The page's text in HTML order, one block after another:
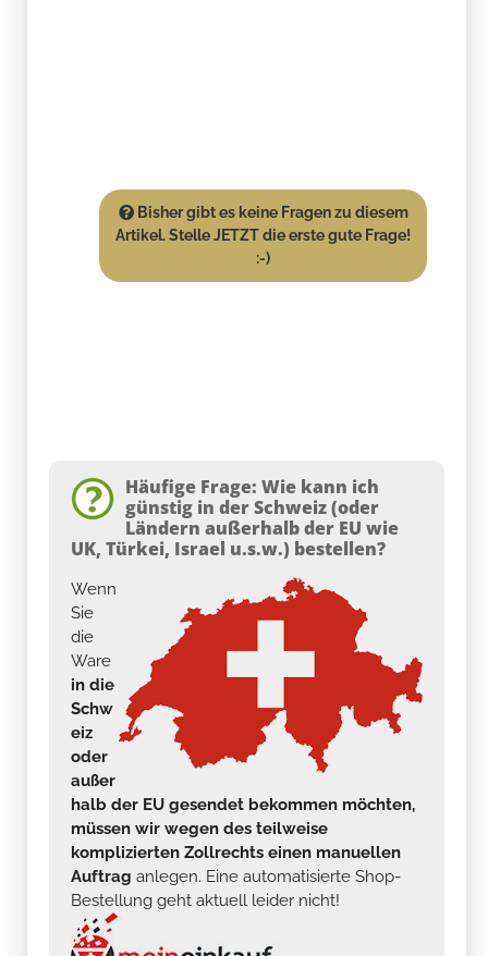
Bisher gibt es keine Fragen zu diesem
Artikel. Stelle JETZT die erste gute Frage!
:-)
Häufige Frage: Wie kann ich
günstig in der Schweiz (oder
Ländern außerhalb der EU wie
UK, Türkei, Israel u.s.w.) bestellen?
Wenn
Sie
die
Ware
in die
Schw
eiz
oder
außer
halb der EU gesendet bekommen möchten,
müssen wir wegen des teilweise
komplizierten Zollrechts einen manuellen
Auftrag anlegen. Eine automatisierte Shop-
Bestellung geht aktuell leider nicht!